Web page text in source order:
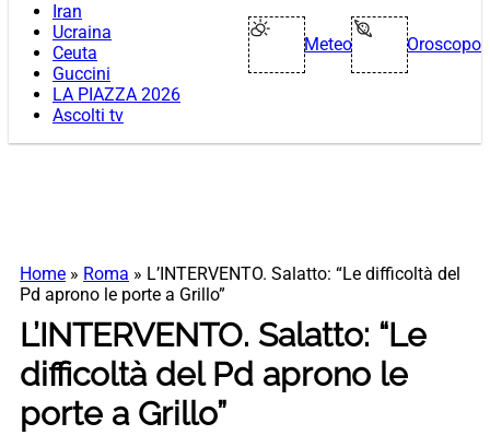
Iran
Ucraina
Ceuta
Guccini
LA PIAZZA 2026
Ascolti tv
Meteo Oroscopo
Home » Roma » L’INTERVENTO. Salatto: “Le difficoltà del
Pd aprono le porte a Grillo”
L’INTERVENTO. Salatto: “Le
difficoltà del Pd aprono le
porte a Grillo”